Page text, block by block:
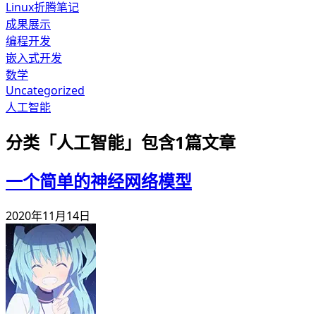
Linux折腾笔记
成果展示
编程开发
嵌入式开发
数学
Uncategorized
人工智能
分类「人工智能」包含1篇文章
一个简单的神经网络模型
2020年11月14日